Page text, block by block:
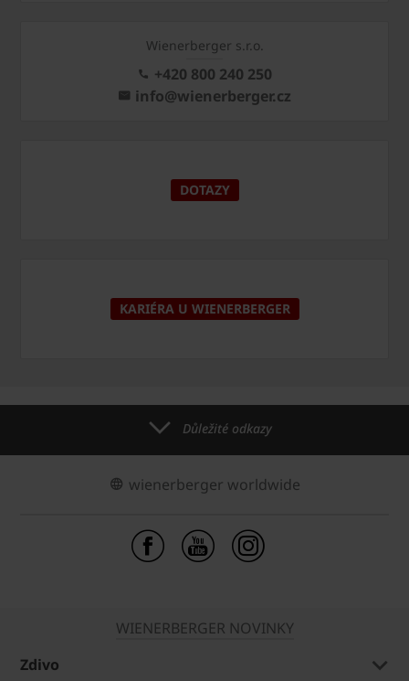
Wienerberger s.r.o.
+420 800 240 250
info@wienerberger.cz
DOTAZY
KARIÉRA U WIENERBERGER
Důležité odkazy
wienerberger worldwide
WIENERBERGER NOVINKY
Zdivo